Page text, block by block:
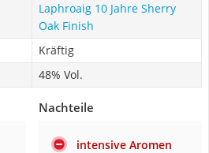
Laphroaig 10 Jahre Sherry
Oak Finish
Kräftig
48% Vol.
Nachteile
intensive Aromen